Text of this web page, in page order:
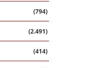
(794)
(2.491)
(414)